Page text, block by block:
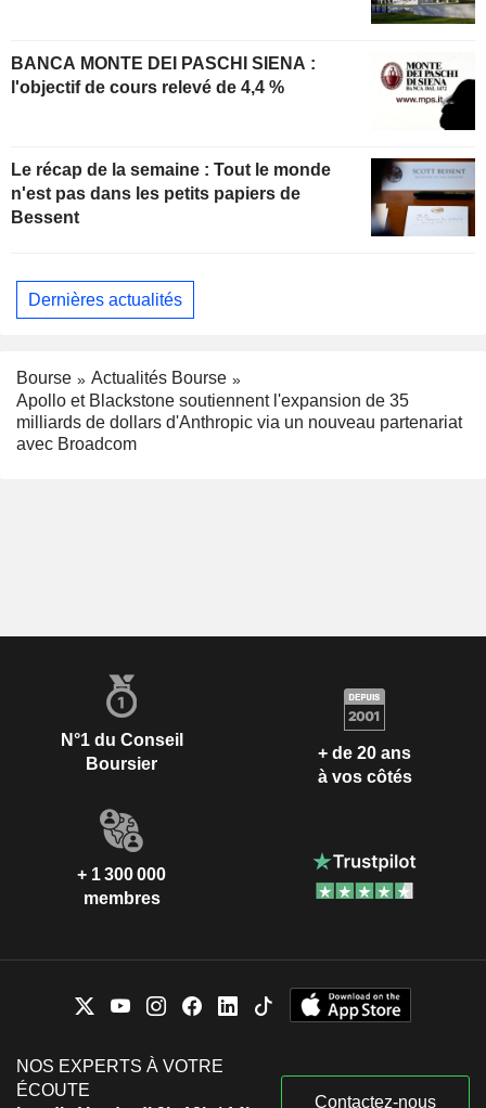
BANCA MONTE DEI PASCHI SIENA :
l'objectif de cours relevé de 4,4 %
Le récap de la semaine : Tout le monde
n'est pas dans les petits papiers de
Bessent
Dernières actualités
Bourse
Actualités Bourse
Apollo et Blackstone soutiennent l'expansion de 35
milliards de dollars d'Anthropic via un nouveau partenariat
avec Broadcom
N°1 du Conseil
Boursier
+ de 20 ans
à vos côtés
+ 1 300 000
membres
NOS EXPERTS À VOTRE
ÉCOUTE
Contactez-nous